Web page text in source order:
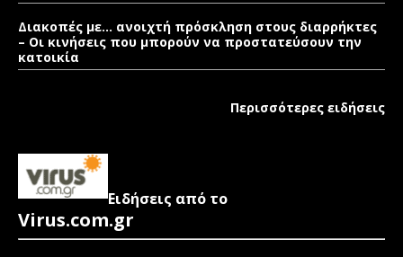
Διακοπές με… ανοιχτή πρόσκληση στους διαρρήκτες
– Οι κινήσεις που μπορούν να προστατεύσουν την
κατοικία
Περισσότερες ειδήσεις
Ειδήσεις από το
Virus.com.gr